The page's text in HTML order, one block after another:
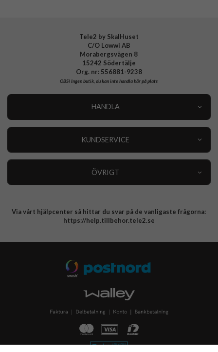
Tele2 by SkalHuset
C/O Lowwi AB
Morabergsvägen 8
15242 Södertälje
Org. nr: 556881-9238
OBS!Ingen butik, du kan inte handla här på plats
HANDLA
KUNDSERVICE
ÖVRIGT
Integritetspolicy
Via vårt hjälpcenter så hittar du svar på de vanligaste frågorna:
https://help.tillbehor.tele2.se